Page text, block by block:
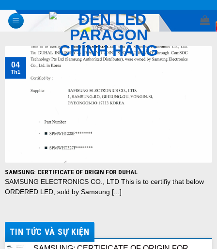
content
SAMSUNG: CERTIFICATE OF ORIGIN FOR DUHAL
SAMSUNG ELECTRONICS CO., LTD This is to certifiy that below
ORDERED LED, sold by Samsung [...]
04
Th1
TIN TỨC VÀ SỰ KIỆN